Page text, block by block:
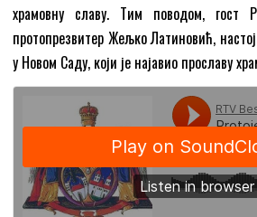
храмовну славу. Тим поводом, гост
протопрезвитер Жељко Латиновић,
у Новом Саду, који је најавио прославу